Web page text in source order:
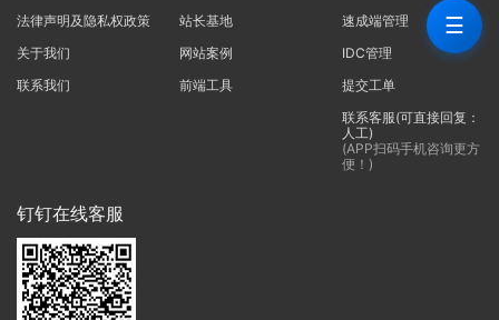
法律声明及隐私权政策
关于我们
联系我们
站长基地
网站案例
前端工具
速成端管理
IDC管理
提交工单
联系客服(可直接回复：
人工)
(APP扫码手机咨询更方
便！)
钉钉在线客服
☰